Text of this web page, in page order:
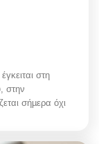
στη
στην
σήµερα όχι